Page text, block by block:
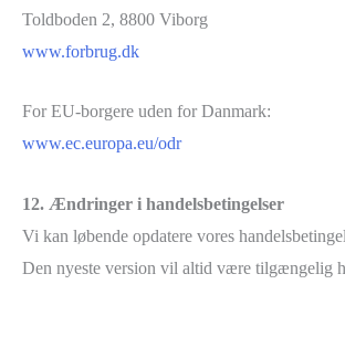
Toldboden 2, 8800 Viborg
www.forbrug.dk
For EU-borgere uden for Danmark:
www.ec.europa.eu/odr
12. Ændringer i handelsbetingelser
Vi kan løbende opdatere vores
Den nyeste version vil altid være tilgængelig